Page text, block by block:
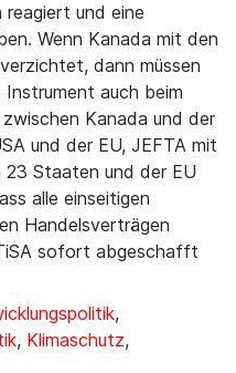
reagiert und eine
Wenn Kanada mit den
dann müssen
auch beim
Kanada und der
und der EU, JEFTA mit
Staaten und der EU
alle einseitigen
Handelsverträgen
sofort abgeschafft
,
, Klimaschutz,